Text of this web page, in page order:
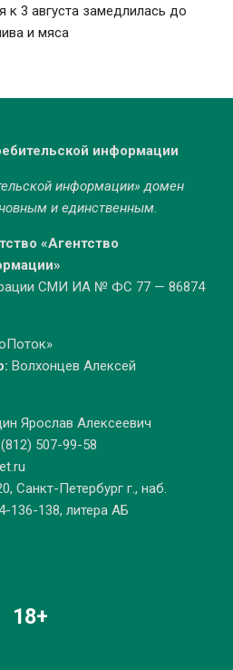
к 3 августа замедлилась до
и мяса
информации
информации» домен
и единственным.
«Агентство
СМИ ИА № ФС 77 — 86874
Волхонцев Алексей
Ярослав Алексеевич
507-99-58
Санкт-Петербург г., наб.
136-138, литера АБ
18+